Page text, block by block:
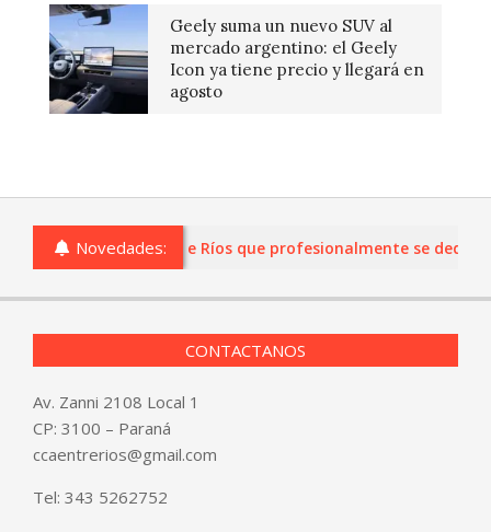
Geely suma un nuevo SUV al
mercado argentino: el Geely
Icon ya tiene precio y llegará en
agosto
Novedades:
o comercios de Entre Ríos que profesionalmente se
CONTACTANOS
Av. Zanni 2108 Local 1
CP: 3100 – Paraná
ccaentrerios@gmail.com
Tel: 343 5262752